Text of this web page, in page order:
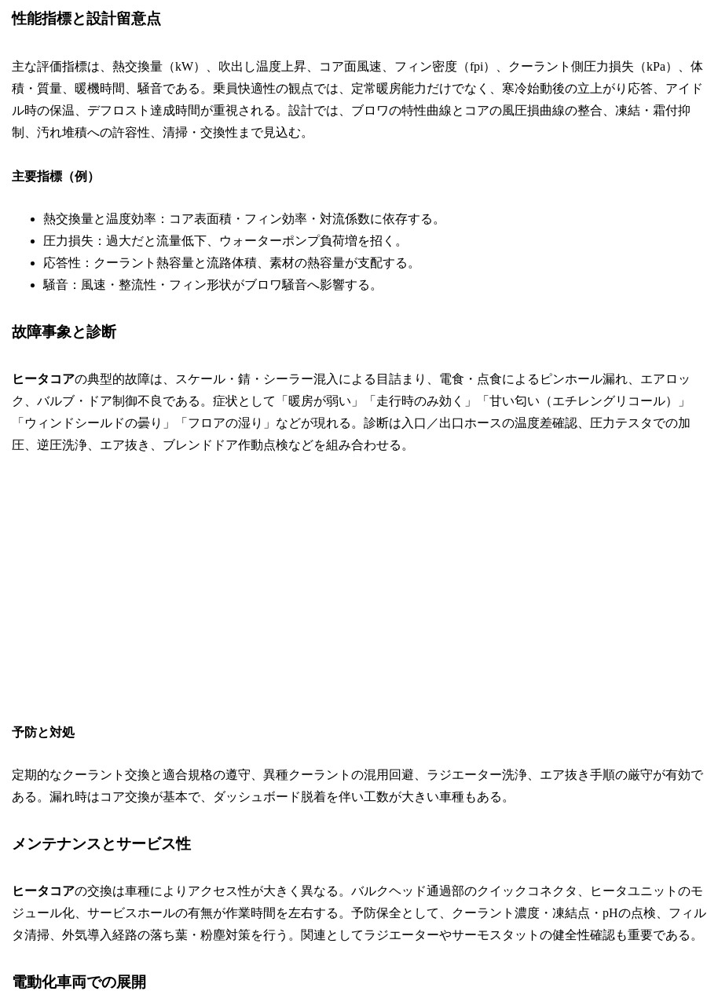
性能指標と設計留意点
主な評価指標は、熱交換量（kW）、吹出し温度上昇、コア面風速、フィン密度（fpi）、クーラント側圧力損失（kPa）、体
積・質量、暖機時間、騒音である。乗員快適性の観点では、定常暖房能力だけでなく、寒冷始動後の立上がり応答、アイド
ル時の保温、デフロスト達成時間が重視される。設計では、ブロワの特性曲線とコアの風圧損曲線の整合、凍結・霜付抑
制、汚れ堆積への許容性、清掃・交換性まで見込む。
主要指標（例）
熱交換量と温度効率：コア表面積・フィン効率・対流係数に依存する。
圧力損失：過大だと流量低下、ウォーターポンプ負荷増を招く。
応答性：クーラント熱容量と流路体積、素材の熱容量が支配する。
騒音：風速・整流性・フィン形状がブロワ騒音へ影響する。
故障事象と診断
ヒータコアの典型的故障は、スケール・錆・シーラー混入による目詰まり、電食・点食によるピンホール漏れ、エアロッ
ク、バルブ・ドア制御不良である。症状として「暖房が弱い」「走行時のみ効く」「甘い匂い（エチレングリコール）」
「ウィンドシールドの曇り」「フロアの湿り」などが現れる。診断は入口／出口ホースの温度差確認、圧力テスタでの加
圧、逆圧洗浄、エア抜き、ブレンドドア作動点検などを組み合わせる。
予防と対処
定期的なクーラント交換と適合規格の遵守、異種クーラントの混用回避、ラジエーター洗浄、エア抜き手順の厳守が有効で
ある。漏れ時はコア交換が基本で、ダッシュボード脱着を伴い工数が大きい車種もある。
メンテナンスとサービス性
ヒータコアの交換は車種によりアクセス性が大きく異なる。バルクヘッド通過部のクイックコネクタ、ヒータユニットのモ
ジュール化、サービスホールの有無が作業時間を左右する。予防保全として、クーラント濃度・凍結点・pHの点検、フィル
タ清掃、外気導入経路の落ち葉・粉塵対策を行う。関連としてラジエーターやサーモスタットの健全性確認も重要である。
電動化車両での展開